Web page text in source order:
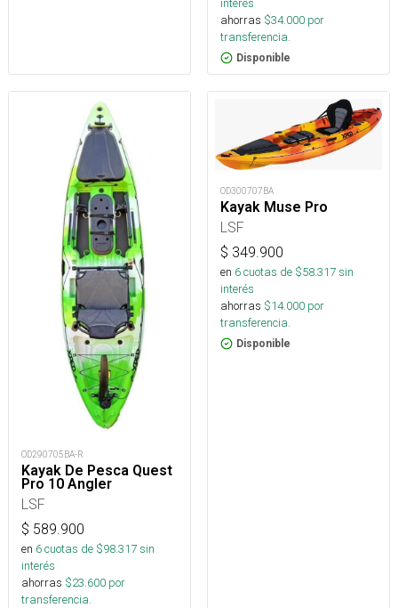
interés
ahorras $34.000 por
transferencia.
Disponible
OD290705BA-R
Kayak De Pesca Quest
Pro 10 Angler
LSF
$ 589.900
en 6cuotas de $98.317sin
interés
ahorras $23.600 por
transferencia.
OD300707BA
Kayak Muse Pro
LSF
$ 349.900
en 6cuotas de $58.317sin
interés
ahorras $14.000 por
transferencia.
Disponible